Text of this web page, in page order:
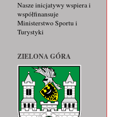
Nasze inicjatywy wspiera i
współfinansuje
Ministerstwo Sportu i
Turystyki
ZIELONA GÓRA